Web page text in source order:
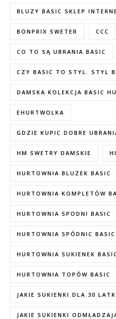
BLUZY BASIC SKLEP
BONPRIX SWETER CCC
CO TO SĄ UBRANIA BASIC
CZY BASIC TO STYL. STYL
DAMSKA KOLEKCJA BASIC
EHURTWOLKA
GDZIE KUPIC DOBRE
HM SWETRY DAMSKIE
HURTOWNIA BLUZEK BASIC
HURTOWNIA KOMPLETÓW
HURTOWNIA SPODNI BASIC
HURTOWNIA SPÓDNIC BASIC
HURTOWNIA SUKIENEK
HURTOWNIA TOPÓW BASIC
JAKIE SUKIENKI DLA 30
JAKIE SUKIENKI